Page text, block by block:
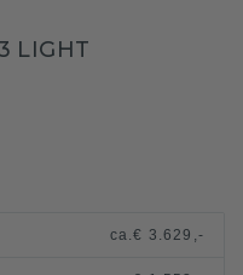
LIGHT
ca.€ 3.629,-